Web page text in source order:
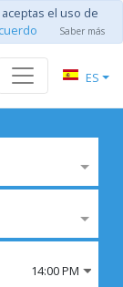
el uso de
Saber más
ES
14:00 PM